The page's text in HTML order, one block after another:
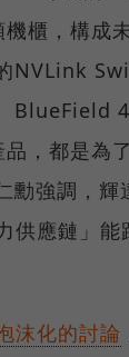
櫃，構成
NVLink
BlueField
，都是為
勳強調，輝
供應鏈」能
沫化的討論